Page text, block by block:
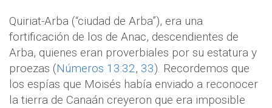
Quiriat-Arba (“ciudad de Arba”), era una
fortificación de los de Anac, descendientes de
Arba, quienes eran proverbiales por su estatura y
proezas (Números 13:32, 33). Recordemos que
los espías que Moisés había enviado a reconocer
la tierra de Canaán creyeron que era imposible